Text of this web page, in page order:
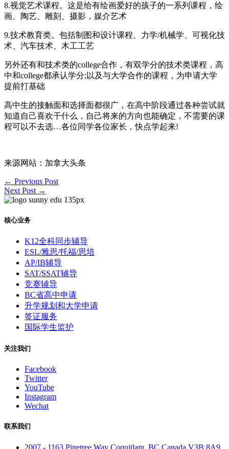
8.视觉艺术课程。这是给有绘画爱好的孩子的一系列课程，绘
画、陶艺、雕刻、摄影，媒介艺术
9.技术教育类。包括制图和设计课程、力学/机械学、可视化技
术、汽车技术、木工工艺
另外还有和技术类的college合作，有双学分的技术类课程，高
中和college都承认学分;以及与大学合作的课程，为申请大学
提前打基础
高中生的接触面和选择面都很广，在高中阶段通过各种尝试就
知道自己喜欢干什么，自己将来的方向也能确定，不需要的课
程可以不去选…各位同学各位家长，快点学起来!
来源网站：加拿大头条
← Previous Post
Next Post →
核心业务
K12全科同步辅导
ESL/雅思/托福/思培
AP/IB辅导
SAT/SSAT辅导
竞赛辅导
BC省高中申请
升学规划和大学申请
签证服务
国际学生监护
关注我们
Facebook
Twitter
YouTube
Instagram
Wechat
联系我们
2007 - 1163 Pinetree Way Coquitlam, BC Canada V3B 8A9